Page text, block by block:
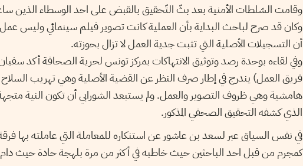
وقامت السّلطات الأمنية بعد بثّ التّحقيق بالقبض على احد الوسطاء الذين
وكان قد صرح لباحث البداية بأن العملية كانت تصوير فيلم سينمائي وليس
أن التسجيلات الأصلية التي تثبت جدية العمل لا تزال بحوزته.
وفي لقاءه بوحدة رصد وتوثيق الانتهاكات بمركز تونس لحرية الصحافة أكد سفيان
فريق العمل) يندرج في إطار صرف النظر عن القضية الأصلية وهي تهريب السلاح
هامشية وهي ظروف التصوير والعمل. ولم يستبعد الشورابي أن تكون النية
الذي كشفه التحقيق الصحفي المذكور.
في نفس السياق عبر لسعد بن عاشور عن استنكاره للمعاملة التي عاملته بها
كمجرم من قبل احد الباحثين حيث خاطبه في أكثر من مرة بلهجة حادة حيث